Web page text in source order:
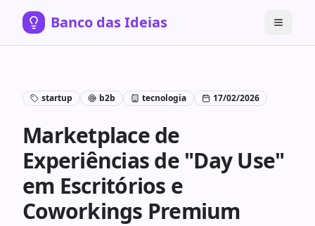
Banco das Ideias
startup b2b tecnologia 17/02/2026
Marketplace de
Experiências de "Day Use"
em Escritórios e
Coworkings Premium